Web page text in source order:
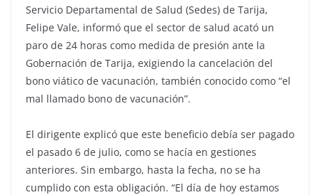
Servicio Departamental de Salud (Sedes) de Tarija,
Felipe Vale, informó que el sector de salud acató un
paro de 24 horas como medida de presión ante la
Gobernación de Tarija, exigiendo la cancelación del
bono viático de vacunación, también conocido como “el
mal llamado bono de vacunación”.
El dirigente explicó que este beneficio debía ser pagado
el pasado 6 de julio, como se hacía en gestiones
anteriores. Sin embargo, hasta la fecha, no se ha
cumplido con esta obligación. “El día de hoy estamos